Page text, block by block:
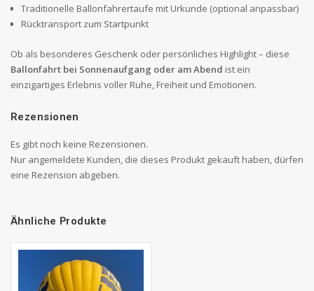
Traditionelle Ballonfahrertaufe mit Urkunde (optional anpassbar)
Rücktransport zum Startpunkt
Ob als besonderes Geschenk oder persönliches Highlight – diese
Ballonfahrt bei Sonnenaufgang oder am Abend ist ein
einzigartiges Erlebnis voller Ruhe, Freiheit und Emotionen.
Rezensionen
Es gibt noch keine Rezensionen.
Nur angemeldete Kunden, die dieses Produkt gekauft haben, dürfen
eine Rezension abgeben.
Ähnliche Produkte